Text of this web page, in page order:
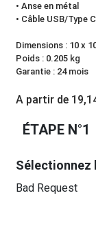
• Anse en métal
• Câble USB/Type
Dimensions : 10 x
Poids : 0.205 kg
Garantie : 24 mois
A partir de
ÉTAPE N°1
Sélectionnez
Bad Request